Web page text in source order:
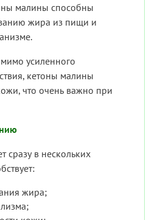
малины способны
жира из пищи и
усиленного
кетоны малины
что очень важно при
сразу в нескольких
жира;